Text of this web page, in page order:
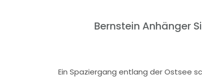
Bernstein Anhänger
Ein Spaziergang entlang der Ostsee